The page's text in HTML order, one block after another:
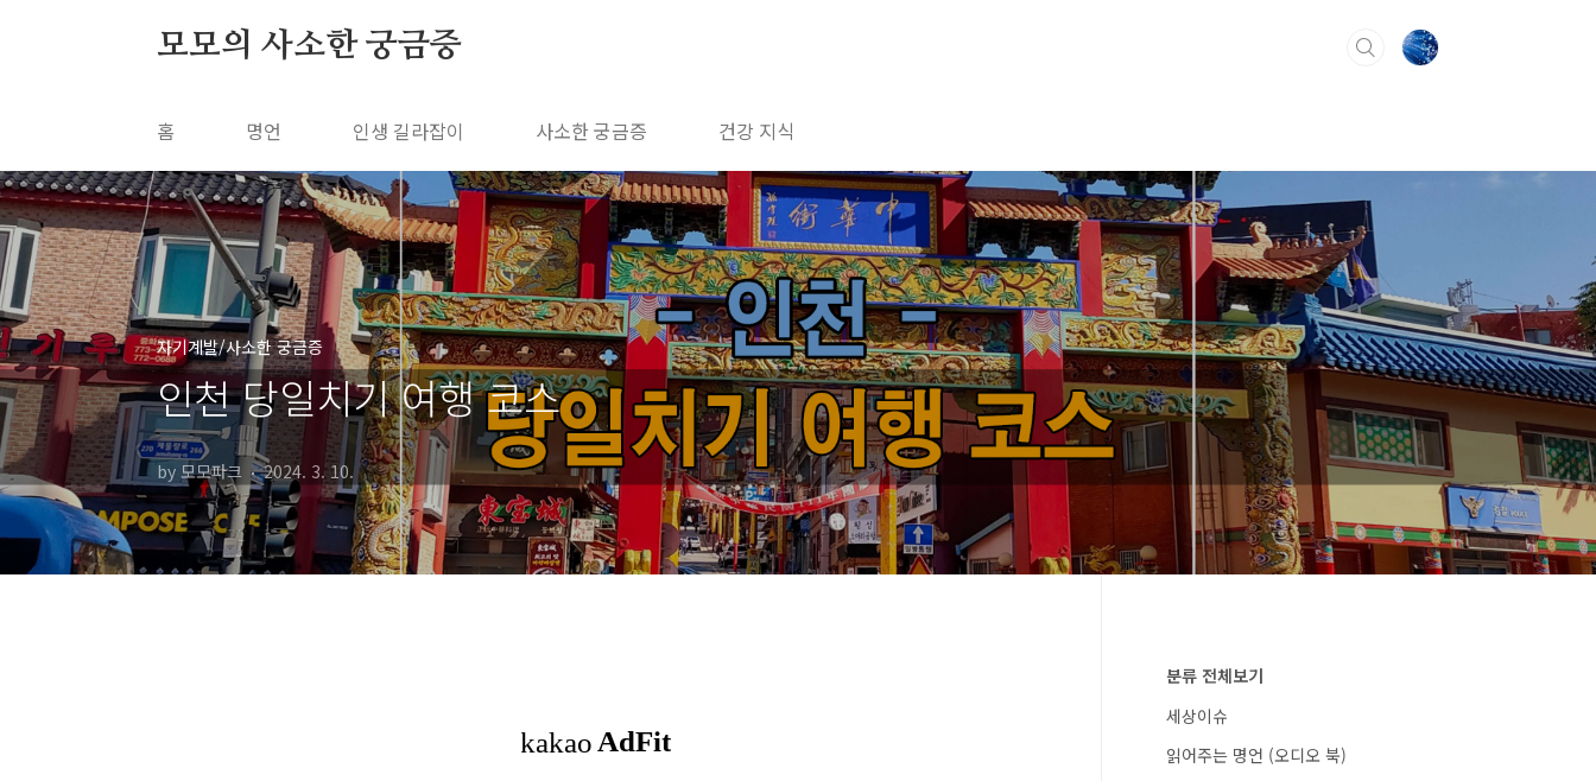
모모의 사소한 궁금증
홈 명언 인생 길라잡이 사소한 궁금증 건강 지식
자기계발/사소한 궁금증
인천 당일치기 여행 코스
by 모모파크 2024. 3. 10.
분류 전체보기
세상이슈
읽어주는 명언 (오디오 북)